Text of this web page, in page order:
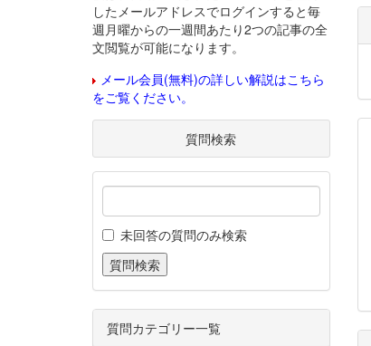
したメールアドレスでログインすると毎
週月曜からの一週間あたり2つの記事の全
文閲覧が可能になります。
メール会員(無料)の詳しい解説はこちら
をご覧ください。
質問検索
未回答の質問のみ検索
質問カテゴリー一覧